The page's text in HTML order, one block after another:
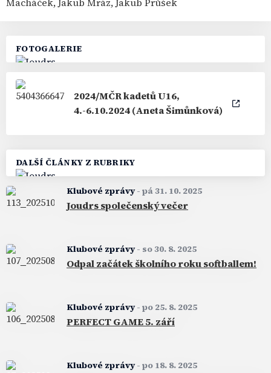
FOTOGALERIE
2024/MČR kadetů U16,
4.-6.10.2024 (Aneta Šimůnková)
DALŠÍ ČLÁNKY Z RUBRIKY
Klubové zprávy- pá 31. 10. 2025
Joudrs společenský večer
Klubové zprávy- so 30. 8. 2025
Odpal začátek školního roku softballem!
Klubové zprávy- po 25. 8. 2025
PERFECT GAME 5. září
Klubové zprávy- po 18. 8. 2025
Macháček, Jakub Mráz, Jakub Průšek